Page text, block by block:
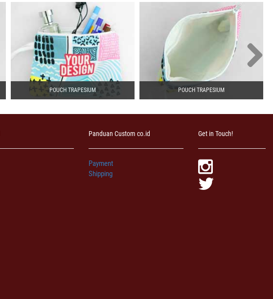
POUCH TRAPESIUM POUCH TRAPESIUM
Panduan Custom co.id
Payment
Shipping
Get in Touch!